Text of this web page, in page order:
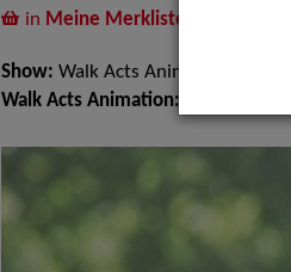
in Meine Merkliste
Show: Walk Acts Animation
Walk Acts Animation: